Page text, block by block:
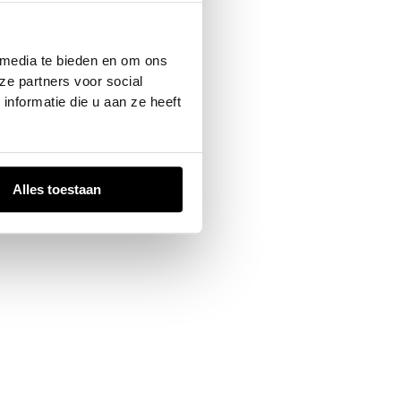
te bieden en om ons
partners voor social
die u aan ze heeft
Alles toestaan
for more information).